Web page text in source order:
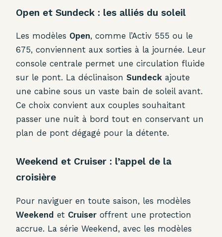
Open et Sundeck : les alliés du soleil
Les modèles Open, comme l’Activ 555 ou le
675, conviennent aux sorties à la journée. Leur
console centrale permet une circulation fluide
sur le pont. La déclinaison Sundeck ajoute
une cabine sous un vaste bain de soleil avant.
Ce choix convient aux couples souhaitant
passer une nuit à bord tout en conservant un
plan de pont dégagé pour la détente.
Weekend et Cruiser : l’appel de la
croisière
Pour naviguer en toute saison, les modèles
Weekend et Cruiser offrent une protection
accrue. La série Weekend, avec les modèles